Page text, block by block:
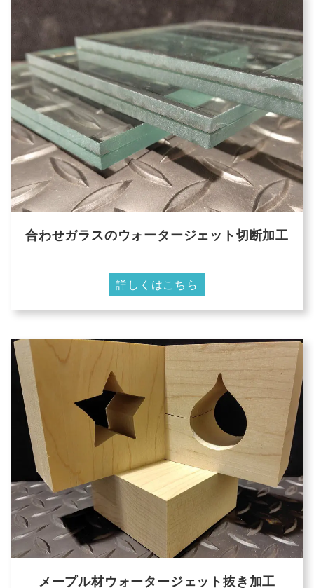
合わせガラスのウォータージェット切断加工
詳しくはこちら
メープル材ウォータージェット抜き加工